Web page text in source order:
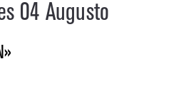
04 Augusto